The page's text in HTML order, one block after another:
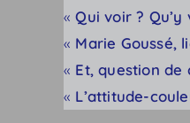
«Qui voir ? Qu’y
« Marie Goussé,
« Et, question
« L’attitude-